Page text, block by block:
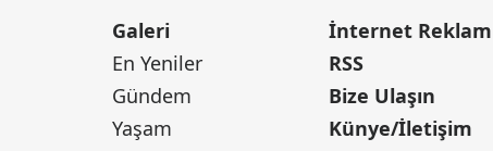
Galeri
En Yeniler
Gündem
Yaşam
İnternet Reklam
RSS
Bize Ulaşın
Künye/İletişim